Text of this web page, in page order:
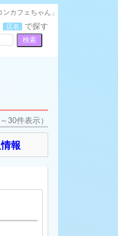
カフェちゃん」
店名 で探す
30件表示）
報